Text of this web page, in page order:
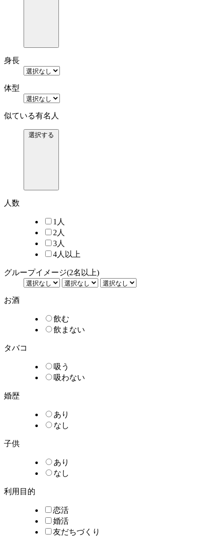
身長
体型
似ている有名人
選択する
人数
1人
2人
3人
4人以上
グループイメージ(2名以上)
お酒
飲む
飲まない
タバコ
吸う
吸わない
婚歴
あり
なし
子供
あり
なし
利用目的
恋活
婚活
友だちづくり